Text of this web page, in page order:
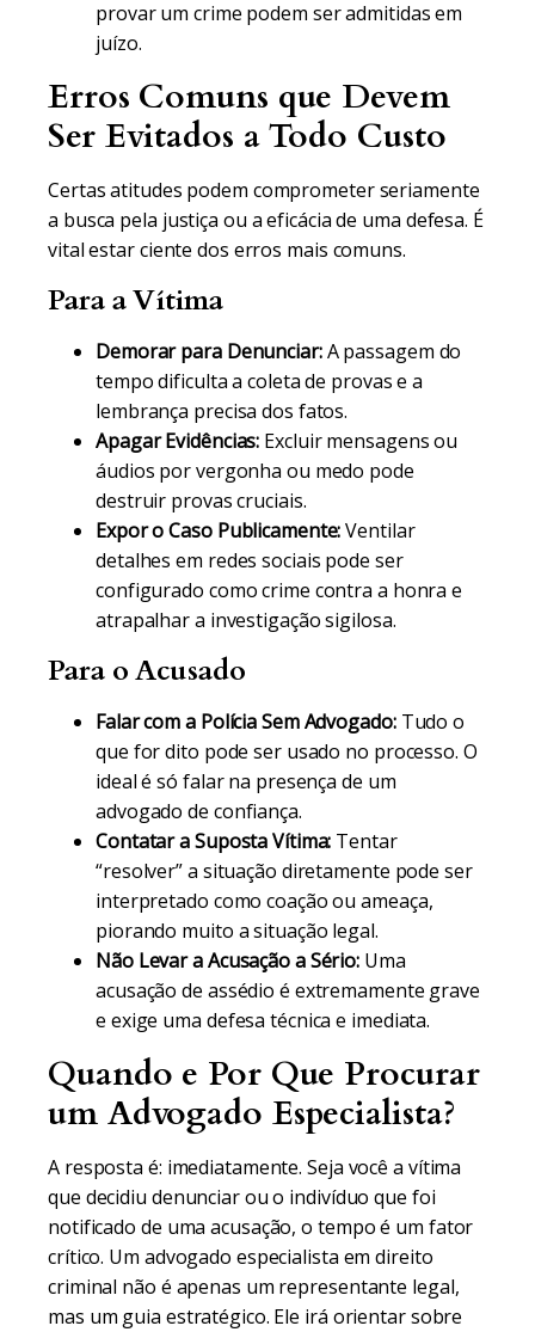
provar um crime podem ser admitidas em
juízo.
Erros Comuns que Devem
Ser Evitados a Todo Custo
Certas atitudes podem comprometer seriamente
a busca pela justiça ou a eficácia de uma defesa. É
vital estar ciente dos erros mais comuns.
Para a Vítima
Demorar para Denunciar:A passagem do
tempo dificulta a coleta de provas e a
lembrança precisa dos fatos.
Apagar Evidências: Excluir mensagens ou
áudios por vergonha ou medo pode
destruir provas cruciais.
Expor o Caso Publicamente:Ventilar
detalhes em redes sociais pode ser
configurado como crime contra a honra e
atrapalhar a investigação sigilosa.
Para o Acusado
Falar com a Polícia Sem Advogado:Tudo o
que for dito pode ser usado no processo. O
ideal é só falar na presença de um
advogado de confiança.
Contatar a Suposta Vítima: Tentar
“resolver” a situação diretamente pode ser
interpretado como coação ou ameaça,
piorando muito a situação legal.
Não Levar a Acusação a Sério: Uma
acusação de assédio é extremamente grave
e exige uma defesa técnica e imediata.
Quando e Por Que Procurar
um Advogado Especialista?
A resposta é: imediatamente. Seja você a vítima
que decidiu denunciar ou o indivíduo que foi
notificado de uma acusação, o tempo é um fator
crítico. Um advogado especialista em direito
criminal não é apenas um representante legal,
mas um guia estratégico. Ele irá orientar sobre